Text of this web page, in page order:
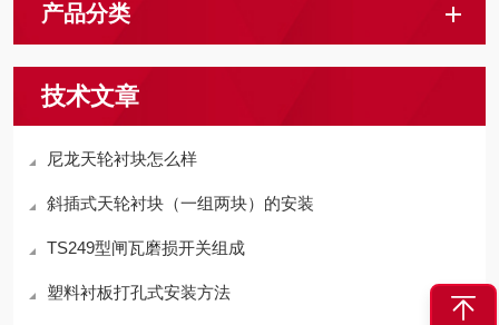
产品分类
技术文章
尼龙天轮衬块怎么样
斜插式天轮衬块（一组两块）的安装
TS249型闸瓦磨损开关组成
塑料衬板打孔式安装方法